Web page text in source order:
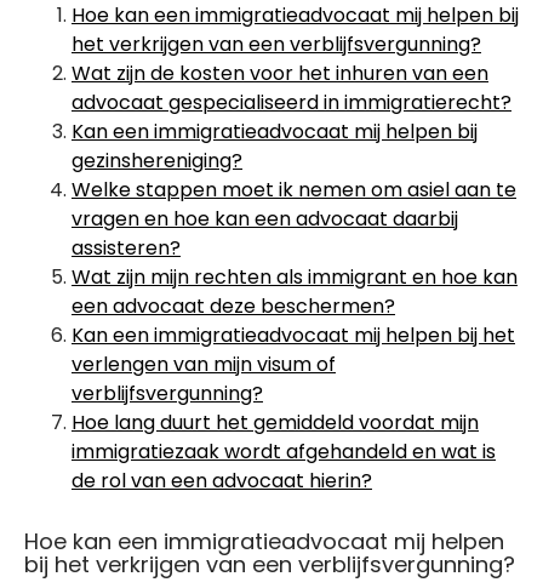
Hoe kan een immigratieadvocaat mij helpen bij
het verkrijgen van een verblijfsvergunning?
Wat zijn de kosten voor het inhuren van een
advocaat gespecialiseerd in immigratierecht?
Kan een immigratieadvocaat mij helpen bij
gezinshereniging?
Welke stappen moet ik nemen om asiel aan te
vragen en hoe kan een advocaat daarbij
assisteren?
Wat zijn mijn rechten als immigrant en hoe kan
een advocaat deze beschermen?
Kan een immigratieadvocaat mij helpen bij het
verlengen van mijn visum of
verblijfsvergunning?
Hoe lang duurt het gemiddeld voordat mijn
immigratiezaak wordt afgehandeld en wat is
de rol van een advocaat hierin?
Hoe kan een immigratieadvocaat mij helpen
bij het verkrijgen van een verblijfsvergunning?